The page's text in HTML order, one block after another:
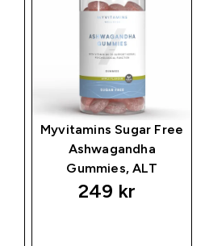
Myvitamins Sugar Free
Ashwagandha
Gummies, ALT
249 kr‎